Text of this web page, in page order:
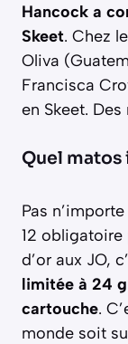
Hancock a
Skeet. Chez
Oliva
Francisca
en Skeet.
Quel
Pas
12 obligatoire
d’or aux JO,
limitée à 24
cartouche.
monde soit